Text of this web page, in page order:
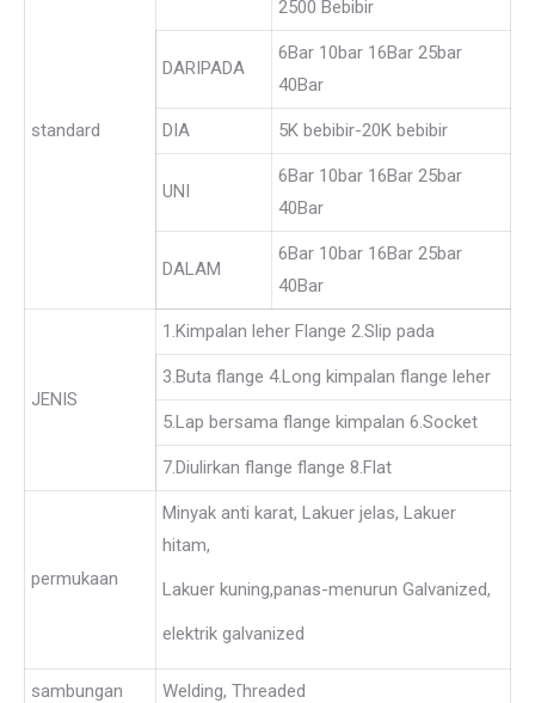
standard
2500 Bebibir
DARIPADA
6Bar 10bar 16Bar 25bar
40Bar
DIA 5K bebibir-20K bebibir
UNI
6Bar 10bar 16Bar 25bar
40Bar
DALAM
6Bar 10bar 16Bar 25bar
40Bar
JENIS
1.Kimpalan leher Flange 2.Slip pada
3.Buta flange 4.Long kimpalan flange leher
5.Lap bersama flange kimpalan 6.Socket
7.Diulirkan flange flange 8.Flat
permukaan
Minyak anti karat, Lakuer jelas, Lakuer
hitam,
Lakuer kuning,panas-menurun Galvanized,
elektrik galvanized
sambungan Welding, Threaded